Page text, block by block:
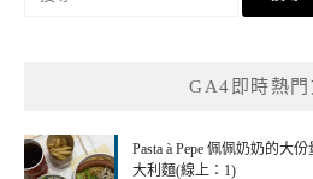
GA4即時熱門
Pasta à Pepe 佩佩奶奶的大
大利麵(線上：1)